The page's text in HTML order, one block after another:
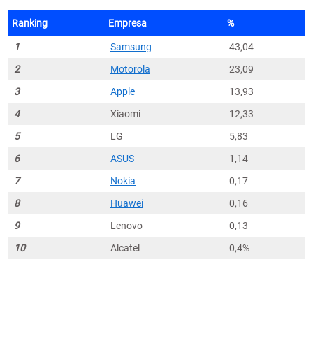
Ranking Empresa %
1 Samsung
43,04
2
Motorola
23,09
3
Apple
13,93
4
Xiaomi
12,33
5
LG
5,83
6
ASUS
1,14
7
Nokia
0,17
8
Huawei
0,16
9
Lenovo
0,13
10
Alcatel 0,4%